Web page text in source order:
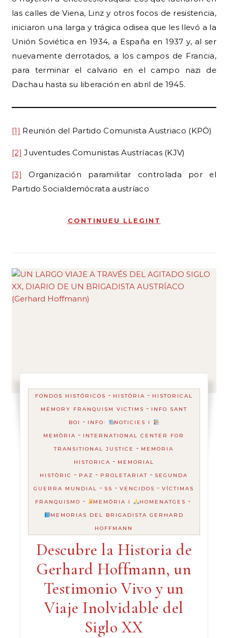
las calles de Viena, Linz y otros focos de resistencia,
iniciaron una larga y trágica odisea que les llevó a la
Unión Soviética en 1934, a España en 1937 y, al ser
nuevamente derrotados, a los campos de Francia,
para terminar el calvario en el campo nazi de
Dachau hasta su liberación en abril de 1945.
[1] Reunión del Partido Comunista Austriaco (KPÖ)
[2] Juventudes Comunistas Austríacas (KJV)
[3]
Organización paramilitar controlada por el
Partido Socialdemócrata austríaco
CONTINUEU LLEGINT
FONDOS HISTÓRICOS - HISTÒRIA - HISTORICAL
MEMORY FRANQUISM VICTIMS - INFO SANT
BOI
- INFO:
NOTICIES I
MEMÒRIA - INTERNATIONAL CENTER FOR
TRANSITIONAL JUSTICE
- MEMORIA
HISTORICA - MEMORIAL
HISTÒRIC
- PAZ - PROLETARIAT - SEGUNDA
GUERRA MUNDIAL - SS -VENCIDOS -VÍCTIMAS
FRANQUISMO - MEMÒRIA I HOMENATGES -
MEMORIAS DEL BRIGADISTA GERHARD
HOFFMANN
Descubre la Historia de
Gerhard Hoffmann, un
Testimonio Vivo y un
Viaje Inolvidable del
Siglo XX